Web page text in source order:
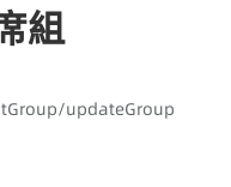
組
updateGroup